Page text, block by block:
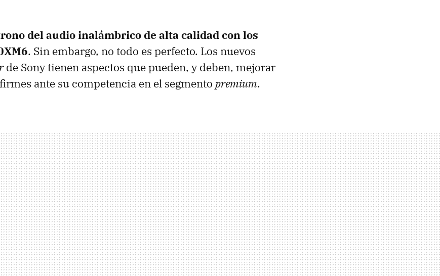
del audio inalámbrico de alta calidad con los
. Sin embargo, no todo es perfecto. Los nuevos
de Sony tienen aspectos que pueden, y deben, mejorar
ante su competencia en el segmento premium.